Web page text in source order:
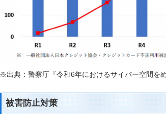
※出典：警察庁『令和6年におけるサイバー空間を
被害防止対策